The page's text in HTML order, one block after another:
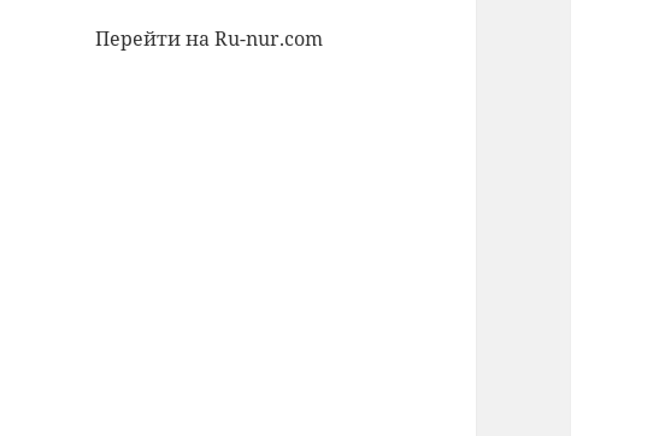
Перейти на Ru-nur.com